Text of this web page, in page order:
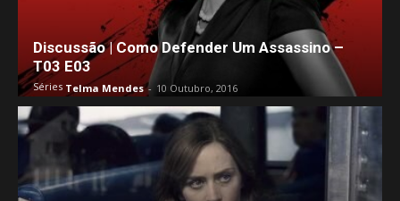
Discussão | Como Defender Um Assassino –
T03 E03
Séries Telma Mendes - 10 Outubro, 2016